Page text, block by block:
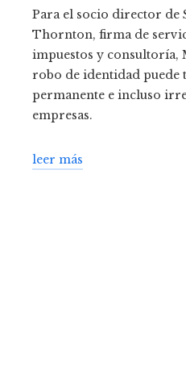
Para el socio director de
Thornton, firma de
impuestos y consultoría,
robo de identidad puede
permanente e incluso
empresas.
leer más